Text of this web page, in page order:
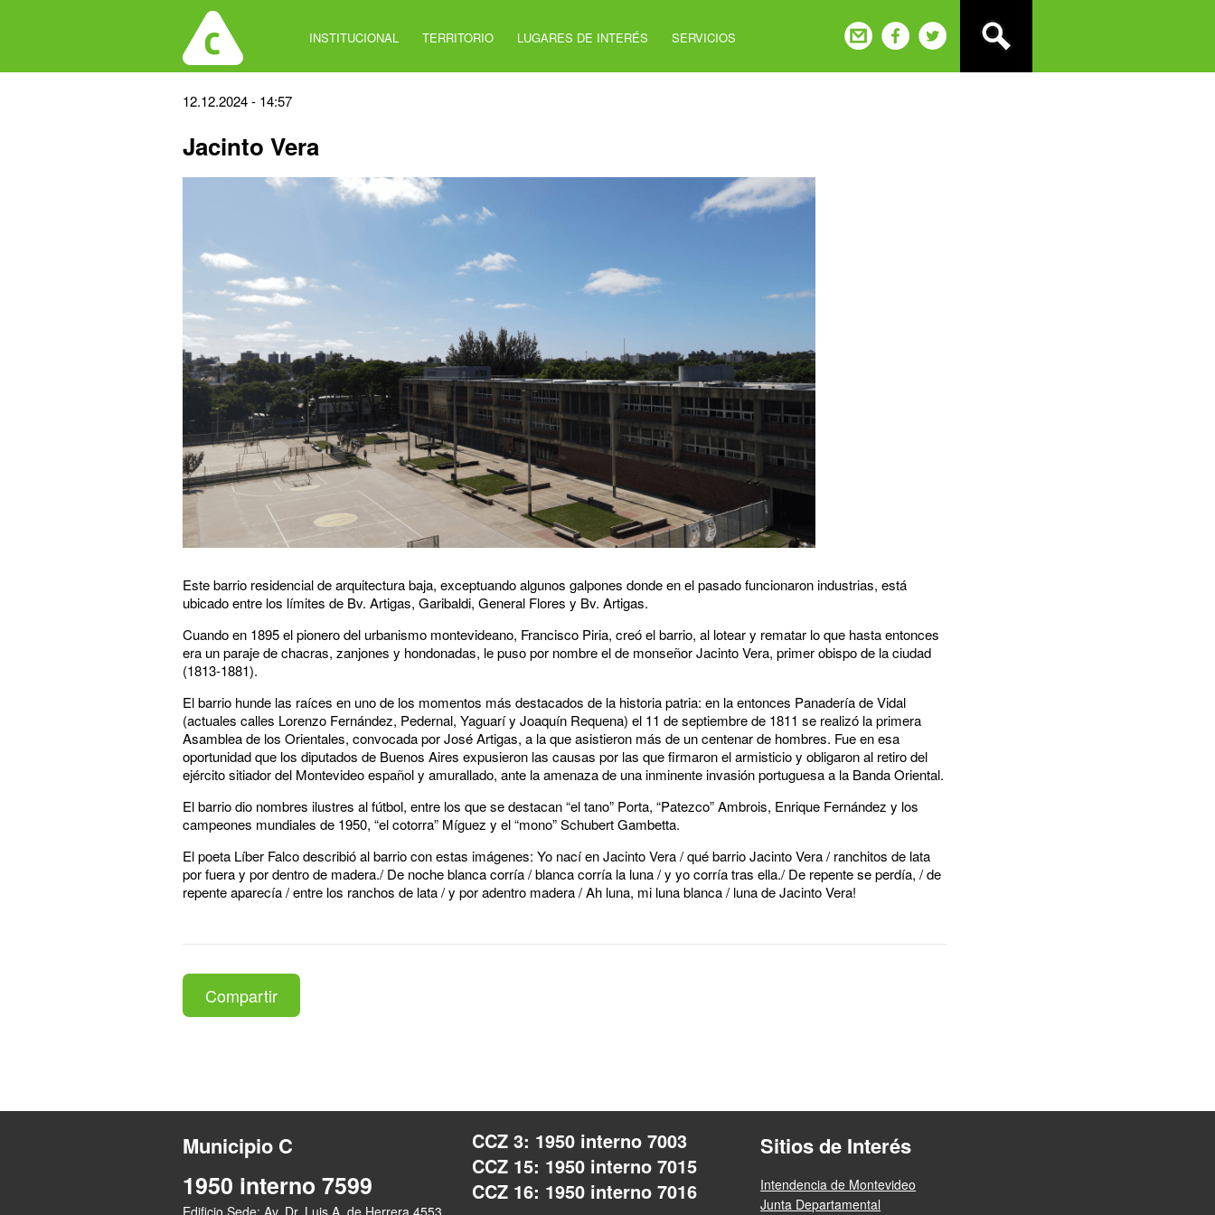
INSTITUCIONAL TERRITORIO LUGARES DE INTERÉS SERVICIOS
Back
top
12.12.2024 - 14:57
Jacinto Vera
Este barrio residencial de arquitectura baja, exceptuando algunos galpones donde en el pasado funcionaron industrias, está
ubicado entre los límites de Bv. Artigas, Garibaldi, General Flores y Bv. Artigas.
Cuando en 1895 el pionero del urbanismo montevideano, Francisco Piria, creó el barrio, al lotear y rematar lo que hasta entonces
era un paraje de chacras, zanjones y hondonadas, le puso por nombre el de monseñor Jacinto Vera, primer obispo de la ciudad
(1813-1881).
El barrio hunde las raíces en uno de los momentos más destacados de la historia patria: en la entonces Panadería de Vidal
(actuales calles Lorenzo Fernández, Pedernal, Yaguarí y Joaquín Requena) el 11 de septiembre de 1811 se realizó la primera
Asamblea de los Orientales, convocada por José Artigas, a la que asistieron más de un centenar de hombres. Fue en esa
oportunidad que los diputados de Buenos Aires expusieron las causas por las que firmaron el armisticio y obligaron al retiro del
ejército sitiador del Montevideo español y amurallado, ante la amenaza de una inminente invasión portuguesa a la Banda Oriental.
El barrio dio nombres ilustres al fútbol, entre los que se destacan “el tano” Porta, “Patezco” Ambrois, Enrique Fernández y los
campeones mundiales de 1950, “el cotorra” Míguez y el “mono” Schubert Gambetta.
El poeta Líber Falco describió al barrio con estas imágenes: Yo nací en Jacinto Vera / qué barrio Jacinto Vera / ranchitos de lata
por fuera y por dentro de madera./ De noche blanca corría / blanca corría la luna / y yo corría tras ella./ De repente se perdía, / de
repente aparecía / entre los ranchos de lata / y por adentro madera / Ah luna, mi luna blanca / luna de Jacinto Vera!
Compartir
Municipio C
1950 interno 7599
Edificio Sede: Av. Dr. Luis A. de Herrera 4553
CCZ 3: 1950 interno 7003
CCZ 15: 1950 interno 7015
CCZ 16: 1950 interno 7016
Sitios de Interés
Intendencia de Montevideo
Junta Departamental